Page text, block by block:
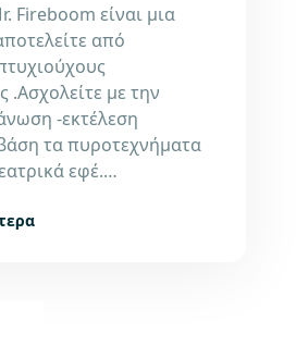
Fireboom είναι μια
από
με την
-εκτέλεση
τα πυροτεχνήματα
εφέ.…